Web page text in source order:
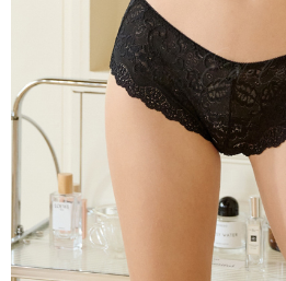
每筆NT$70，滿NT$798(含以上)免運費
付款後7-11取貨
每筆NT$70，滿NT$799(含以上)免運費
每筆NT$70，滿NT$799(含以上)免運費
離島宅配
每筆NT$100